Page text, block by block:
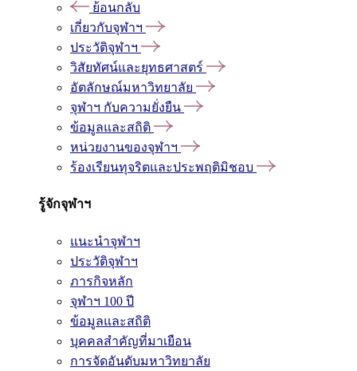
ย้อนกลับ
เกี่ยวกับจุฬาฯ
ประวัติจุฬาฯ
วิสัยทัศน์และยุทธศาสตร์
อัตลักษณ์มหาวิทยาลัย
จุฬาฯ กับความยั่งยืน
ข้อมูลและสถิติ
หน่วยงานของจุฬาฯ
ร้องเรียนทุจริตและประพฤติมิชอบ
รู้จักจุฬาฯ
แนะนำจุฬาฯ
ประวัติจุฬาฯ
ภารกิจหลัก
จุฬาฯ 100 ปี
ข้อมูลและสถิติ
บุคคลสำคัญที่มาเยือน
การจัดอันดับมหาวิทยาลัย